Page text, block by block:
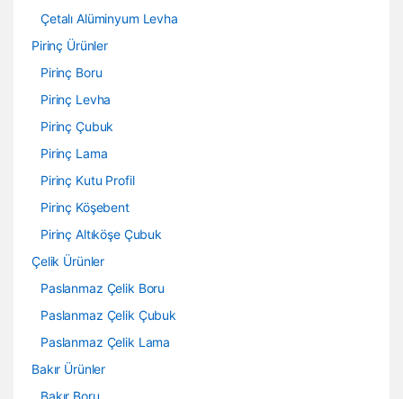
Çetalı Alüminyum Levha
Pirinç Ürünler
Pirinç Boru
Pirinç Levha
Pirinç Çubuk
Pirinç Lama
Pirinç Kutu Profil
Pirinç Köşebent
Pirinç Altıköşe Çubuk
Çelik Ürünler
Paslanmaz Çelik Boru
Paslanmaz Çelik Çubuk
Paslanmaz Çelik Lama
Bakır Ürünler
Bakır Boru